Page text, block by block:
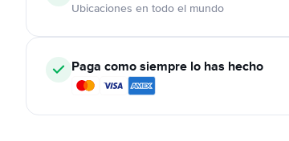
Ubicaciones en todo el mundo
Paga como siempre lo has hecho